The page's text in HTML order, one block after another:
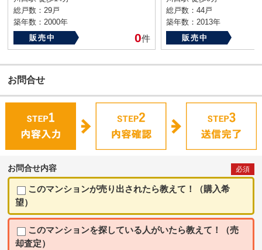
総戸数：29戸
築年数：2000年
販売中
0件
総戸数：44戸
築年数：2013年
販売中
お問合せ
お問合せ内容 必須
このマンションが売り出されたら教えて！（購入希
望）
このマンションを探している人がいたら教えて！（売
却査定）